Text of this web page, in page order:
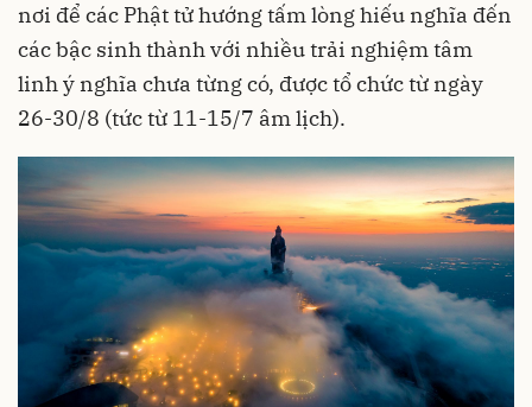
nơi để các Phật tử hướng tấm lòng hiếu nghĩa đến
các bậc sinh thành với nhiều trải nghiệm tâm
linh ý nghĩa chưa từng có, được tổ chức từ ngày
26-30/8 (tức từ 11-15/7 âm lịch).